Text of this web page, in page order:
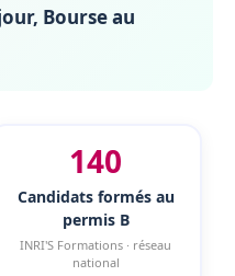
Bourse au
140
Candidats formés au
permis B
INRI'S Formations · réseau
national